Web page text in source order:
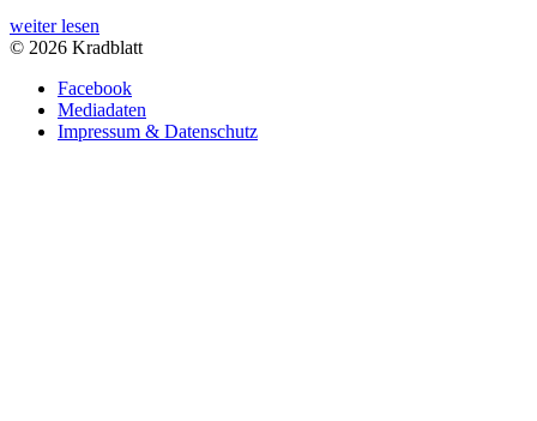
weiter lesen
© 2026 Kradblatt
Facebook
Mediadaten
Impressum & Datenschutz